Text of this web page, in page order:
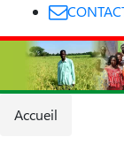
Accueil